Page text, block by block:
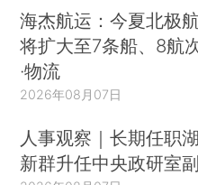
海杰航运：今夏北极
将扩大至7条船、8航
·物流
2026年08月07日
人事观察｜长期任职
新群升任中央政研室